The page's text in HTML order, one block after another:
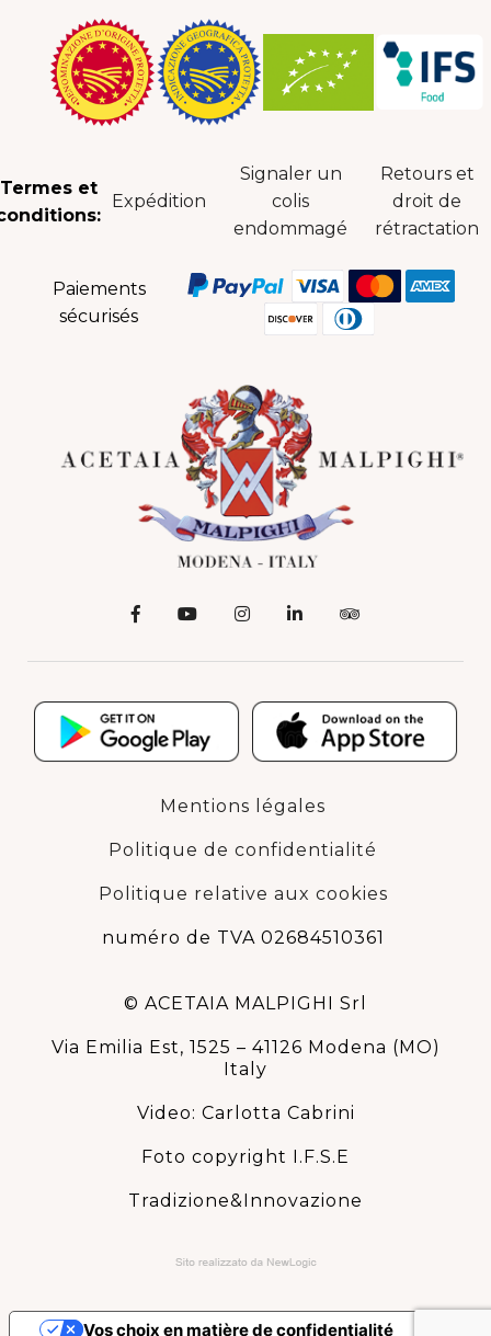
Termes et
Expédition
Signaler un
colis
endommagé
Retours et
droit de
rétractation
Paiements
sécurisés
Mentions légales
Politique de confidentialité
Politique relative aux cookies
numéro de TVA 02684510361
© ACETAIA MALPIGHI Srl
Via Emilia Est, 1525 – 41126 Modena (MO)
Italy
Video: Carlotta Cabrini
Foto copyright I.F.S.E
Tradizione&Innovazione
Vos choix en matière de confidentialité